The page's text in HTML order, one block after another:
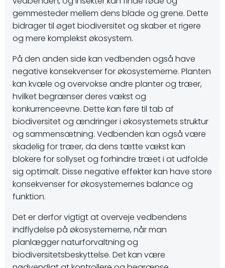
gemmesteder mellem dens blade og grene. Dette
bidrager til øget biodiversitet og skaber et rigere
og mere komplekst økosystem.
På den anden side kan vedbenden også have
negative konsekvenser for økosystemerne. Planten
kan kvæle og overvokse andre planter og træer,
hvilket begrænser deres vækst og
konkurrenceevne. Dette kan føre til tab af
biodiversitet og ændringer i økosystemets struktur
og sammensætning. Vedbenden kan også være
skadelig for træer, da dens tætte vækst kan
blokere for sollyset og forhindre træet i at udfolde
sig optimalt. Disse negative effekter kan have store
konsekvenser for økosystemernes balance og
funktion.
Det er derfor vigtigt at overveje vedbendens
indflydelse på økosystemerne, når man
planlægger naturforvaltning og
biodiversitetsbeskyttelse. Det kan være